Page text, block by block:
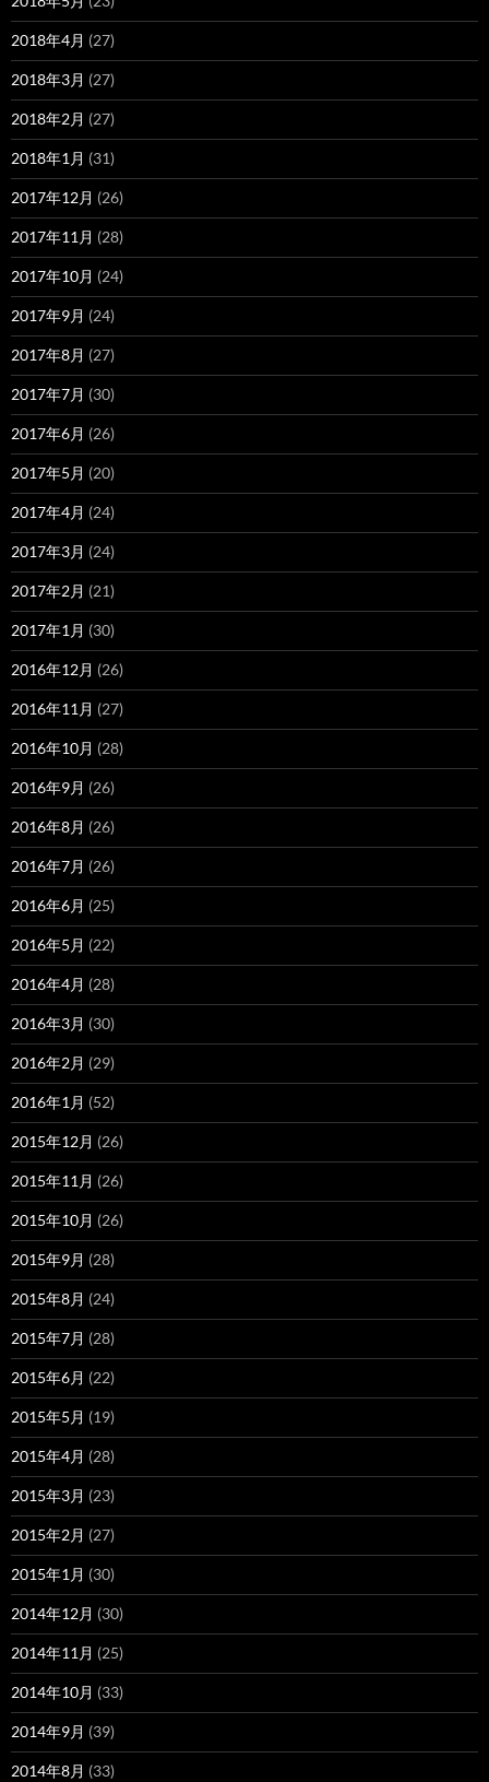
2018年4月 (27)
2018年3月 (27)
2018年2月 (27)
2018年1月 (31)
2017年12月 (26)
2017年11月 (28)
2017年10月 (24)
2017年9月 (24)
2017年8月 (27)
2017年7月 (30)
2017年6月 (26)
2017年5月 (20)
2017年4月 (24)
2017年3月 (24)
2017年2月 (21)
2017年1月 (30)
2016年12月 (26)
2016年11月 (27)
2016年10月 (28)
2016年9月 (26)
2016年8月 (26)
2016年7月 (26)
2016年6月 (25)
2016年5月 (22)
2016年4月 (28)
2016年3月 (30)
2016年2月 (29)
2016年1月 (52)
2015年12月 (26)
2015年11月 (26)
2015年10月 (26)
2015年9月 (28)
2015年8月 (24)
2015年7月 (28)
2015年6月 (22)
2015年5月 (19)
2015年4月 (28)
2015年3月 (23)
2015年2月 (27)
2015年1月 (30)
2014年12月 (30)
2014年11月 (25)
2014年10月 (33)
2014年9月 (39)
2014年8月 (33)